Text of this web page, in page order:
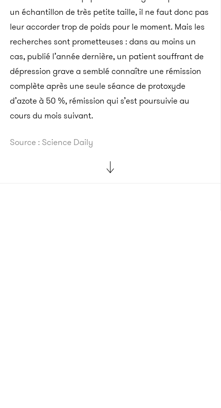
un échantillon de très petite taille, il ne faut donc pas
leur accorder trop de poids pour le moment. Mais les
recherches sont prometteuses : dans au moins un
cas, publié l’année dernière, un patient souffrant de
dépression grave a semblé connaître une rémission
complète après une seule séance de protoxyde
d’azote à 50 %, rémission qui s’est poursuivie au
cours du mois suivant.
Source : Science Daily